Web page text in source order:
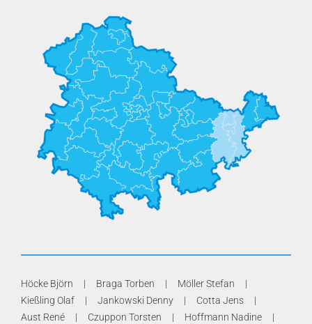
Höcke Björn Braga Torben
Möller Stefan
Kießling Olaf
Jankowski Denny
Cotta Jens
Aust René
Czuppon Torsten
Hoffmann Nadine